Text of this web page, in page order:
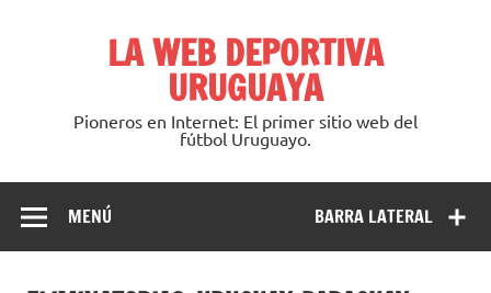
LA WEB DEPORTIVA
URUGUAYA
Pioneros en Internet: El primer sitio web del
fútbol Uruguayo.
BARRA LATERAL
MENÚ